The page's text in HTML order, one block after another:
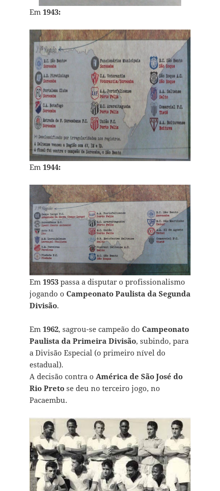
Em 1943:
Em 1944:
Em 1953passa a disputar o profissionalismo
jogando o Campeonato Paulista da Segunda
Divisão.
Em 1962, sagrou-se campeão do Campeonato
Paulista da Primeira Divisão, subindo, para
a Divisão Especial (o primeiro nível do
estadual).
A decisão contra o América de São José do
Rio Pretose deu no terceiro jogo, no
Pacaembu.